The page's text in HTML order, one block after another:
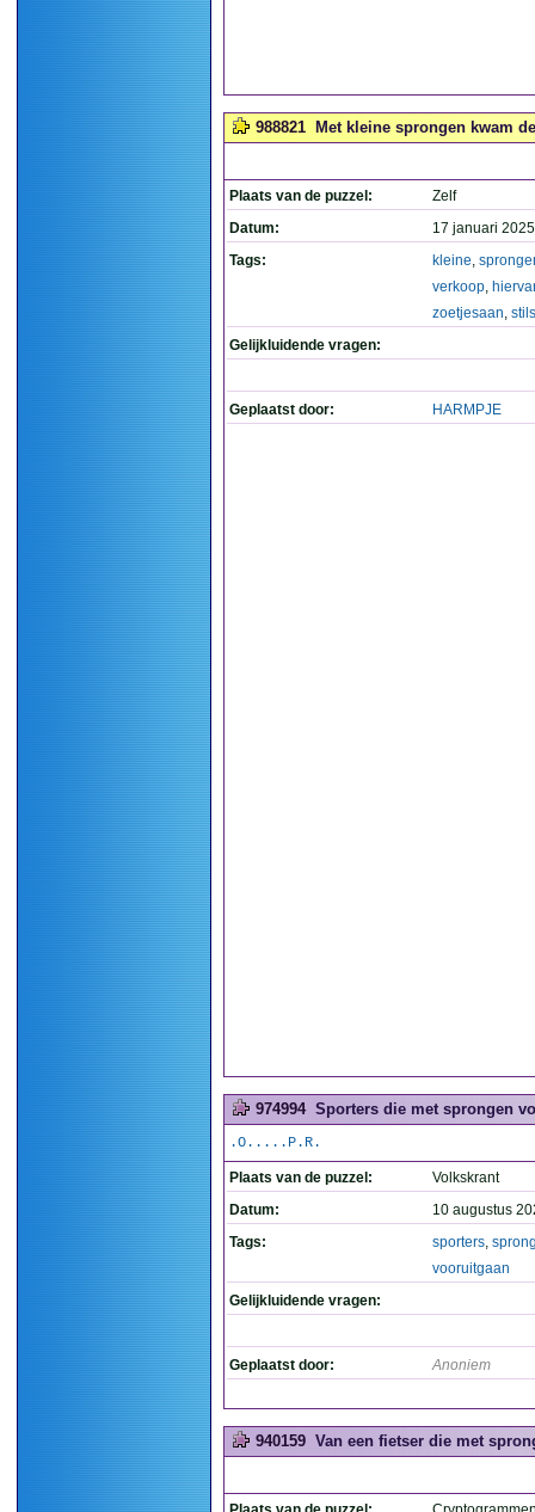
988821 Met kleine sprongen kwam
Plaats van de puzzel:
Zelf
Datum:
17 januari
Tags:
kleine,
verkoop,
zoetjesaan,
Gelijkluidende vragen:
Geplaatst door: HARMPJE
974994 Sporters die met sprongen
.O.....P.R.
Plaats van de puzzel:
Volkskrant
Datum:
10 augustus
Tags:
sporters,
vooruitgaan
Gelijkluidende vragen:
Geplaatst door: Anoniem
940159 Van een fietser die met